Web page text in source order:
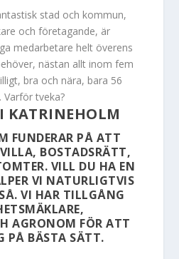
stad och kommun,
och företagande, är
medarbetare helt överens
nästan allt inom fem
bra och nära, bara 56
tveka?
KATRINEHOLM
FUNDERAR PÅ ATT
BOSTADSRÄTT,
VILL DU HA EN
VI NATURLIGTVIS
VI HAR TILLGÅNG
AGRONOM FÖR ATT
PÅ BÄSTA SÄTT.